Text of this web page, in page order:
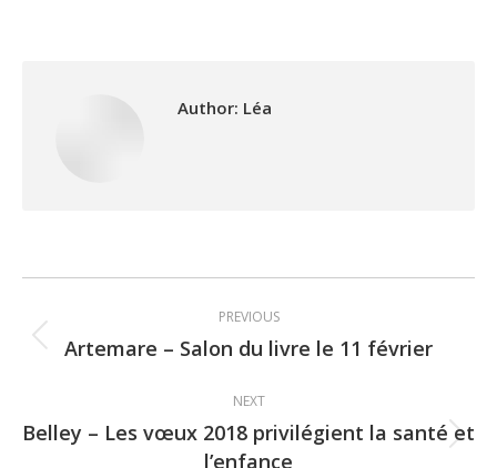
Author: Léa
navigation
PREVIOUS
Previous
Artemare – Salon du livre le 11 février
NEXT
Next
Belley – Les vœux 2018 privilégient la santé et
l’enfance